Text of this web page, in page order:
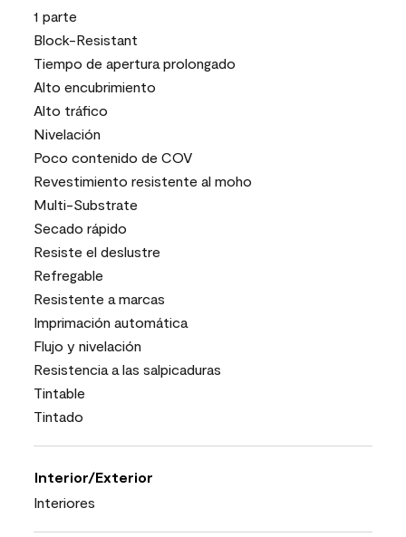
1 parte
Block-Resistant
Tiempo de apertura prolongado
Alto encubrimiento
Alto tráfico
Nivelación
Poco contenido de COV
Revestimiento resistente al moho
Multi-Substrate
Secado rápido
Resiste el deslustre
Refregable
Resistente a marcas
Imprimación automática
Flujo y nivelación
Resistencia a las salpicaduras
Tintable
Tintado
Interior/Exterior
Interiores